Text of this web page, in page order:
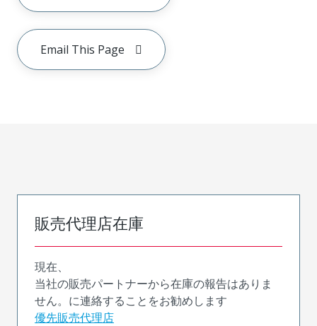
Email This Page
販売代理店在庫
現在、
当社の販売パートナーから在庫の報告はありま
せん。に連絡することをお勧めします
優先販売代理店